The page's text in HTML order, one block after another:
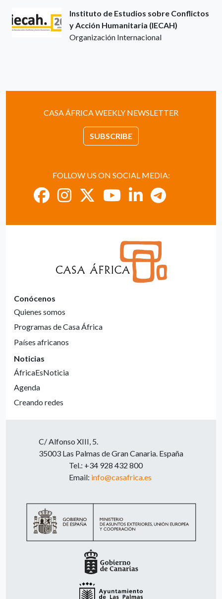
Instituto de Estudios sobre Conflictos
y Acción Humanitaria (IECAH)
Organización Internacional
CASA ÁFRICA WEEKLY NEWSLETTER
SUBSCRIBE
FOLLOW US ON SOCIAL MEDIA:
Conócenos
Quienes somos
Programas de Casa África
Países africanos
Noticias
ÁfricaEsNoticia
Agenda
Creando redes
C/ Alfonso XIII, 5.
35003 Las Palmas de Gran Canaria. España
Tel.: +34 928 432 800
Email: info@casafrica.es